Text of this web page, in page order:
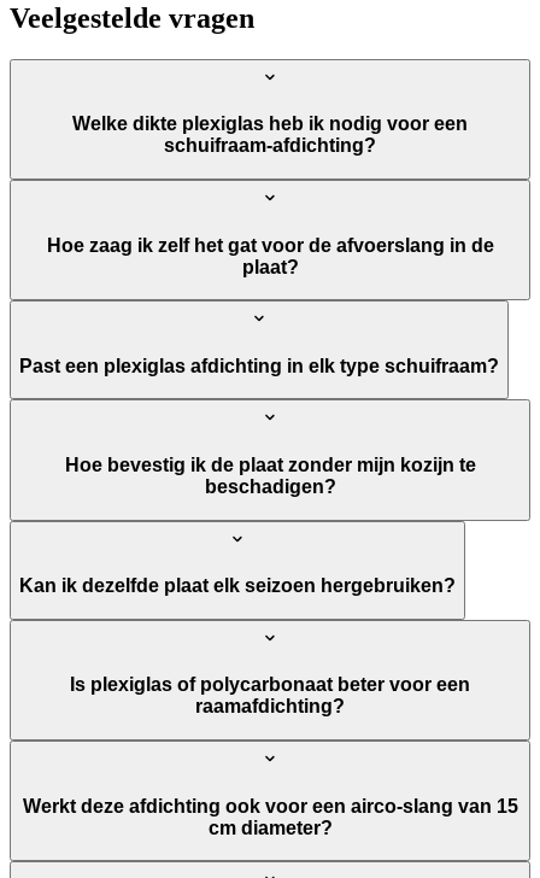
Veelgestelde vragen
Welke dikte plexiglas heb ik nodig voor een
schuifraam-afdichting?
Hoe zaag ik zelf het gat voor de afvoerslang in de
plaat?
Past een plexiglas afdichting in elk type schuifraam?
Hoe bevestig ik de plaat zonder mijn kozijn te
beschadigen?
Kan ik dezelfde plaat elk seizoen hergebruiken?
Is plexiglas of polycarbonaat beter voor een
raamafdichting?
Werkt deze afdichting ook voor een airco-slang van 15
cm diameter?